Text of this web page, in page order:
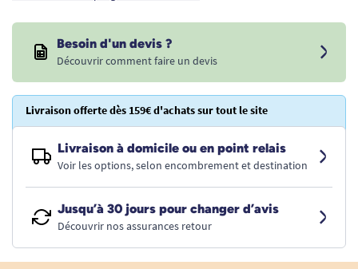
Besoin d'un devis ?
Découvrir comment faire un devis
Livraison offerte dès 159€ d'achats sur tout le site
Livraison à domicile ou en point relais
Voir les options, selon encombrement et destination
Jusqu’à 30 jours pour changer d’avis
Découvrir nos assurances retour